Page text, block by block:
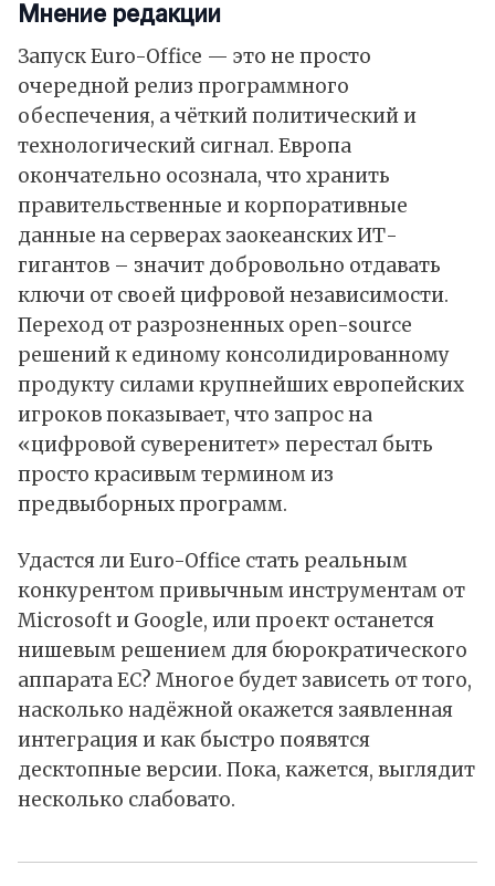
Мнение редакции
Запуск Euro-Office — это не просто
очередной релиз программного
обеспечения, а чёткий политический и
технологический сигнал. Европа
окончательно осознала, что хранить
правительственные и корпоративные
данные на серверах заокеанских ИТ-
гигантов – значит добровольно отдавать
ключи от своей цифровой независимости.
Переход от разрозненных open-source
решений к единому консолидированному
продукту силами крупнейших европейских
игроков показывает, что запрос на
«цифровой суверенитет» перестал быть
просто красивым термином из
предвыборных программ.
Удастся ли Euro-Office стать реальным
конкурентом привычным инструментам от
Microsoft и Google, или проект останется
нишевым решением для бюрократического
аппарата ЕС? Многое будет зависеть от того,
насколько надёжной окажется заявленная
интеграция и как быстро появятся
десктопные версии. Пока, кажется, выглядит
несколько слабовато.